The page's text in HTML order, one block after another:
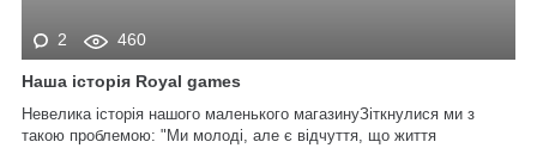
2 460
Наша історія Royal games
Невелика історія нашого маленького магазинуЗіткнулися ми з
такою проблемою: "Ми молоді, але є відчуття, що життя